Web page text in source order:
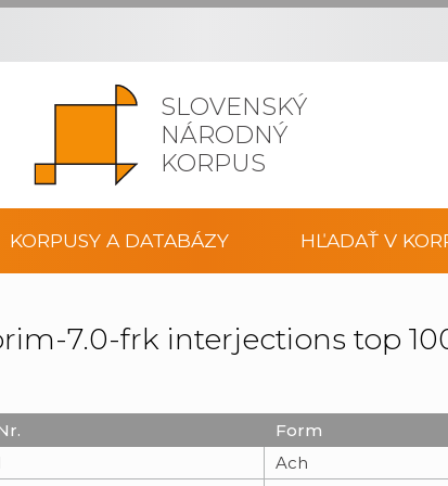
SLOVENSKÝ
NÁRODNÝ
KORPUS
KORPUSY A DATABÁZY HĽADAŤ V
7.0-frk interjections top
Form
Ach